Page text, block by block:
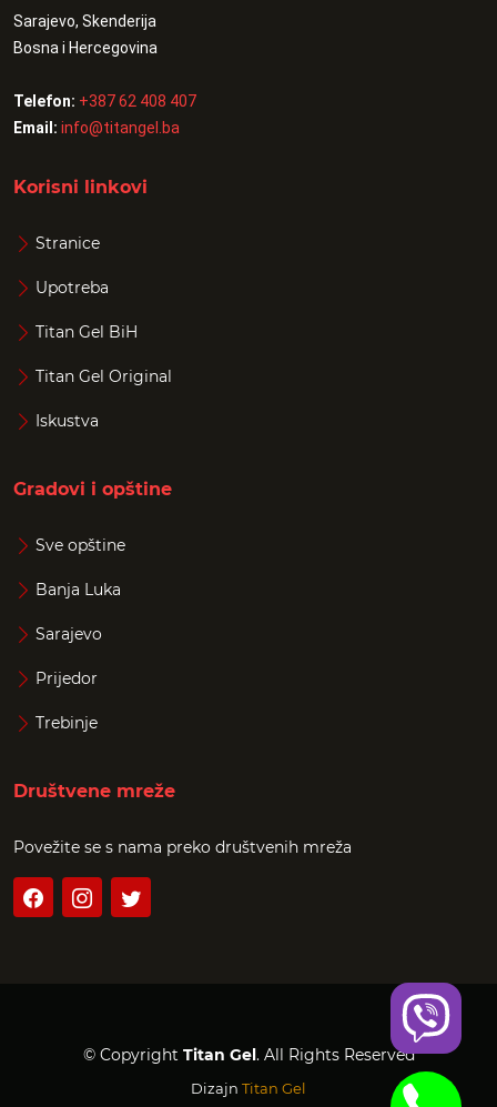
Sarajevo, Skenderija
Bosna i Hercegovina
Telefon: +387 62 408 407
Email: info@titangel.ba
Korisni linkovi
Stranice
Upotreba
Titan Gel BiH
Titan Gel Original
Iskustva
Gradovi i opštine
Sve opštine
Banja Luka
Sarajevo
Prijedor
Trebinje
Društvene mreže
Povežite se s nama preko društvenih mreža
© Copyright Titan Gel. All Rights Reserved
Dizajn Titan Gel